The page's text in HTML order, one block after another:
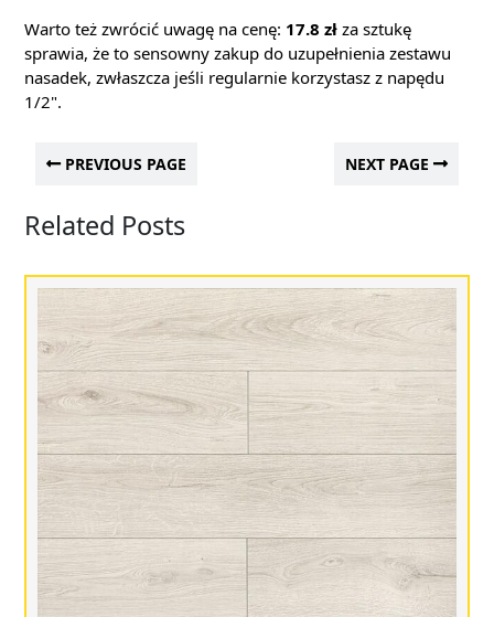
Warto też zwrócić uwagę na cenę: 17.8 zł za sztukę
sprawia, że to sensowny zakup do uzupełnienia zestawu
nasadek, zwłaszcza jeśli regularnie korzystasz z napędu
1/2".
PREVIOUS PAGE NEXT PAGE
Related Posts